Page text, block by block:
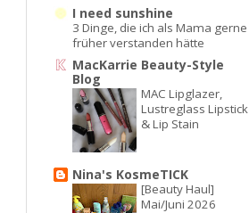
I need sunshine
3 Dinge, die ich als Mama gerne
früher verstanden hätte
MacKarrie Beauty-Style
Blog
MAC Lipglazer,
Lustreglass Lipstick
& Lip Stain
Nina's KosmeTICK
[Beauty Haul]
Mai/Juni 2026